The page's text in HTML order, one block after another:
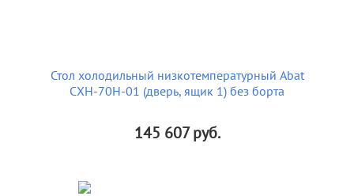
Стол холодильный низкотемпературный Abat
СХН-70Н-01 (дверь, ящик 1) без борта
145 607руб.